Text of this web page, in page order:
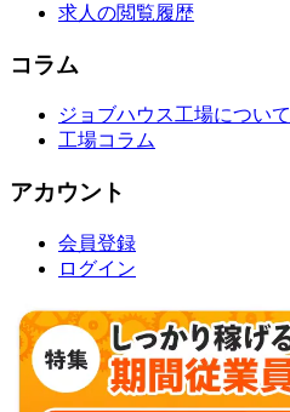
求人の閲覧履歴
コラム
ジョブハウス工場について
工場コラム
アカウント
会員登録
ログイン